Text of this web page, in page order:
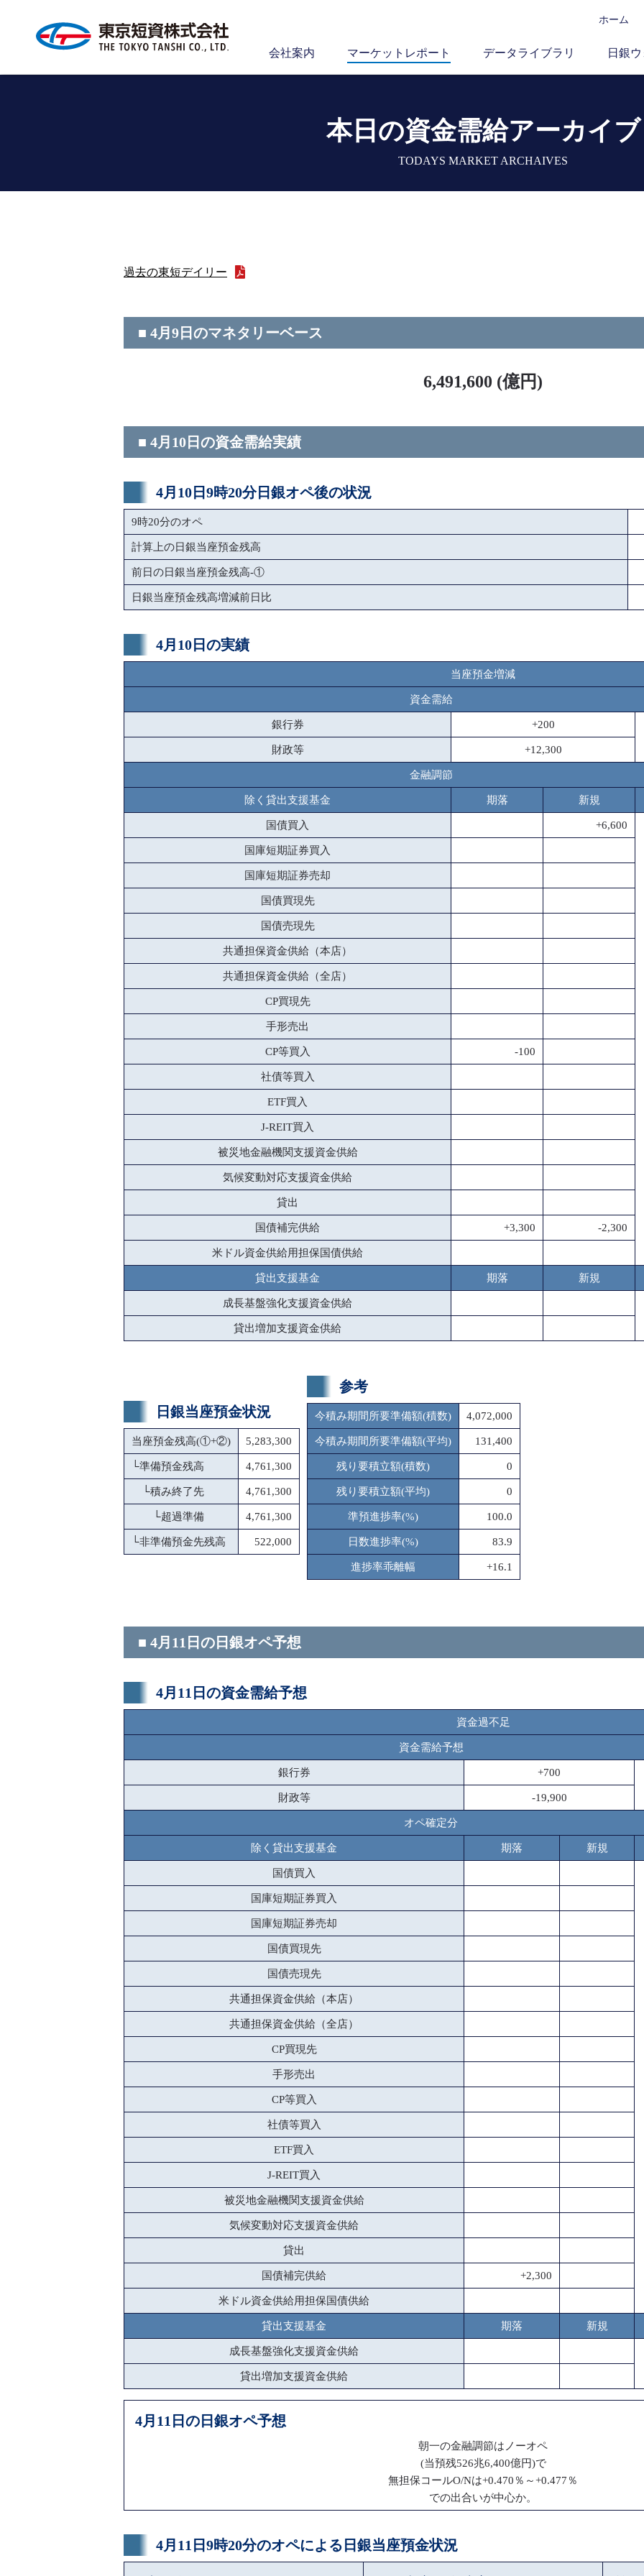
ホーム
会社案内 マーケットレポート データライブラリ 日銀
本日の資金需給アーカイブ
TODAYS MARKET ARCHAIVES
過去の東短デイリー
■ 4月9日のマネタリーベース
6,491,600 (億円)
■ 4月10日の資金需給実績
4月10日9時20分日銀オペ後の状況
9時20分のオペ
計算上の日銀当座預金残高
前日の日銀当座預金残高-①
日銀当座預金残高増減前日比
4月10日の実績
当座預金増減
資金需給
銀行券 +200
財政等 +12,300
金融調節
除く貸出支援基金 期落 新規
国債買入 +6,600
国庫短期証券買入
国庫短期証券売却
国債買現先
国債売現先
共通担保資金供給（本店）
共通担保資金供給（全店）
CP買現先
手形売出
CP等買入 -100
社債等買入
ETF買入
J-REIT買入
被災地金融機関支援資金供給
気候変動対応支援資金供給
貸出
国債補完供給 +3,300 -2,300
米ドル資金供給用担保国債供給
貸出支援基金 期落 新規
成長基盤強化支援資金供給
貸出増加支援資金供給
日銀当座預金状況
当座預金残高(①+②) 5,283,300
└準備預金残高 4,761,300
└積み終了先 4,761,300
└超過準備 4,761,300
└非準備預金先残高 522,000
参考
今積み期間所要準備額(積数) 4,072,000
今積み期間所要準備額(平均) 131,400
残り要積立額(積数) 0
残り要積立額(平均) 0
準預進捗率(%) 100.0
日数進捗率(%) 83.9
進捗率乖離幅 +16.1
■ 4月11日の日銀オペ予想
4月11日の資金需給予想
資金過不足
資金需給予想
銀行券 +700
財政等 -19,900
オペ確定分
除く貸出支援基金 期落 新規
国債買入
国庫短期証券買入
国庫短期証券売却
国債買現先
国債売現先
共通担保資金供給（本店）
共通担保資金供給（全店）
CP買現先
手形売出
CP等買入
社債等買入
ETF買入
J-REIT買入
被災地金融機関支援資金供給
気候変動対応支援資金供給
貸出
国債補完供給 +2,300
米ドル資金供給用担保国債供給
貸出支援基金 期落 新規
成長基盤強化支援資金供給
貸出増加支援資金供給
4月11日の日銀オペ予想
朝一の金融調節はノーオペ
(当預残526兆6,400億円)で
無担保コールO/Nは+0.470％～+0.477％
での出合いが中心か。
4月11日9時20分のオペによる日銀当座預金状況